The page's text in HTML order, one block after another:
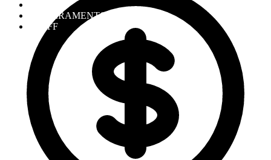
TESSERAMENTO
STAFF